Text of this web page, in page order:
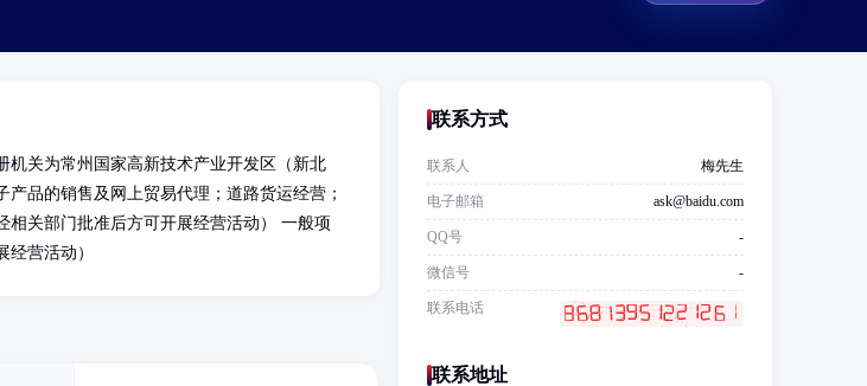
机关为常州国家高新技术产业开发区（新北
品的销售及网上贸易代理；道路货运经营；
相关部门批准后方可开展经营活动） 一般项
营活动）
联系方式
联系人 梅先生
电子邮箱 ask@baidu.com
QQ号 -
微信号 -
联系电话
联系地址